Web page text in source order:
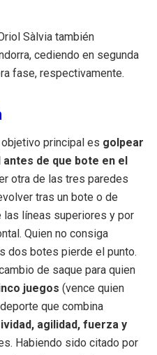
Sàlvia también
cediendo en segunda
fase, respectivamente.
principal es golpear
de que bote en el
otra de las tres paredes
tras un bote o de
las líneas superiores y por
Quien no consiga
dos botes pierde el punto.
de saque para quien
juegos (vence quien
que combina
agilidad, fuerza y
Habiendo sido citado por